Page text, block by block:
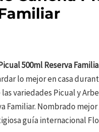
500ml Reserva
lo mejor en casa
variedades Picual y
Familiar. Nombrado
guía internacional